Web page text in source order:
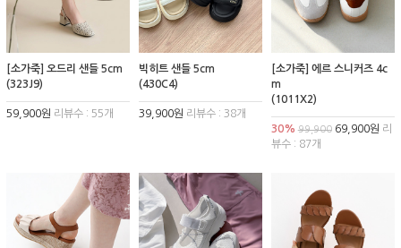
[소가죽] 오드리 샌들 5cm
(323J9)
59,900원 리뷰수 : 55개
빅히트 샌들 5cm
(430C4)
39,900원 리뷰수 : 38개
[소가죽] 에르 스니커즈 4c
m
(1011X2)
30% 99,90069,900원 리
뷰수 : 87개